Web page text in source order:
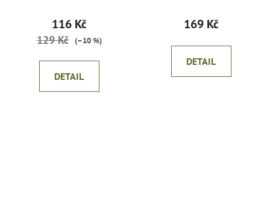
116 Kč
129 Kč (–10 %)
DETAIL
169 Kč
DETAIL